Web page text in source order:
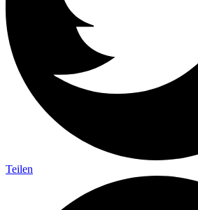
Teilen